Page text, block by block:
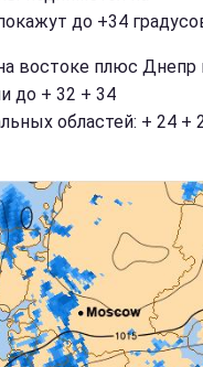
до +34
востоке плюс Днепр
до + 32 + 34
областей: + 24 +